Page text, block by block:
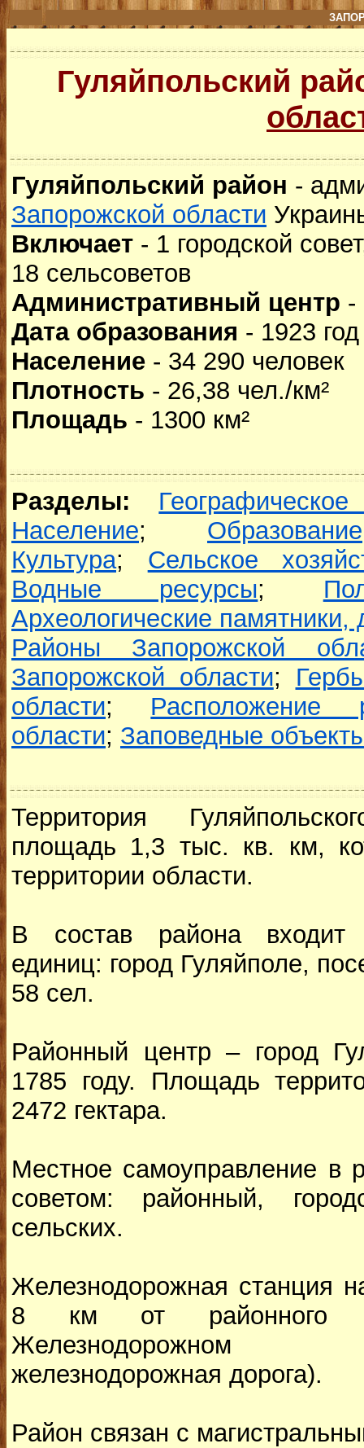
Гуляйпольский
Гуляйпольский район -
Запорожской области
Включает - 1 городской
18 сельсоветов
Административный центр -
Дата образования - 1923 год
Население - 34 290 человек
Плотность - 26,38 чел./км²
Площадь - 1300 км²
Разделы:
Население; Образование
Культура; Сельское
Водные ресурсы;
Археологические памятники,
Районы Запорожской
Запорожской области;
области; Расположение
области; Заповедные
Территория
площадь 1,3 тыс. кв. км,
территории области.
В состав района входит
единиц: город Гуляйполе,
58 сел.
Районный центр – город
1785 году. Площадь
2472 гектара.
Местное самоуправление в
советом: районный,
сельских.
Железнодорожная станция
8 км от районного
Железнодорожном
железнодорожная дорога).
Район связан с